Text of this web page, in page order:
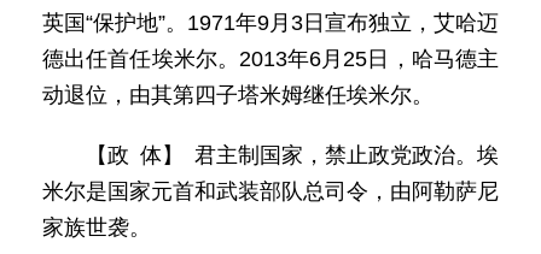
英国“保护地”。1971年9月3日宣布独立，艾哈迈
德出任首任埃米尔。2013年6月25日，哈马德主
动退位，由其第四子塔米姆继任埃米尔。
【政 体】 君主制国家，禁止政党政治。埃
米尔是国家元首和武装部队总司令，由阿勒萨尼
家族世袭。